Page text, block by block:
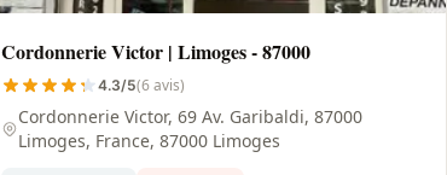
Cordonnerie Victor | Limoges - 87000
4.3/5(6 avis)
Cordonnerie Victor, 69 Av. Garibaldi, 87000
Limoges, France, 87000 Limoges